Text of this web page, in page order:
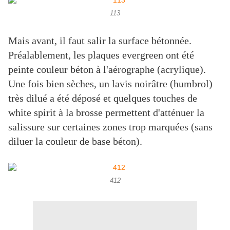
113
Mais avant, il faut salir la surface bétonnée.
Préalablement, les plaques evergreen ont été
peinte couleur béton à l'aérographe (acrylique).
Une fois bien sèches, un lavis noirâtre (humbrol)
très dilué a été déposé et quelques touches de
white spirit à la brosse permettent d'atténuer la
salissure sur certaines zones trop marquées (sans
diluer la couleur de base béton).
412